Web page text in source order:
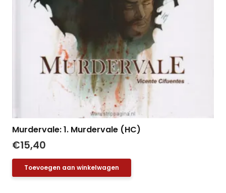
Murdervale: 1. Murdervale (HC)
€15,40
Toevoegen aan winkelwagen